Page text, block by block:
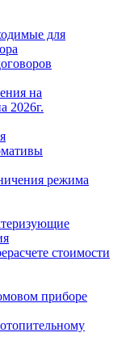
для
на
2026г.
режима
стоимости
приборе